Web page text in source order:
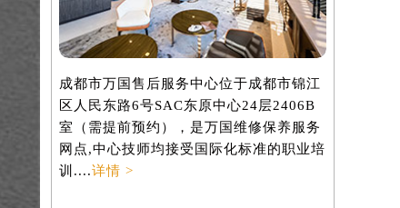
成都市万国售后服务中心位于成都市锦江
区人民东路6号SAC东原中心24层2406B
室（需提前预约），是万国维修保养服务
网点,中心技师均接受国际化标准的职业培
训....详情 >